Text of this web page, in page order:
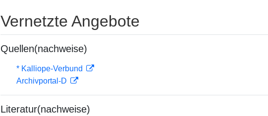
Vernetzte Angebote
Quellen(nachweise)
* Kalliope-Verbund
Archivportal-D
Literatur(nachweise)